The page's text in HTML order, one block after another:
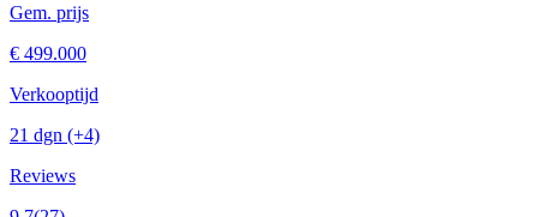
Gem. prijs
€ 499.000
Verkooptijd
21 dgn (+4)
Reviews